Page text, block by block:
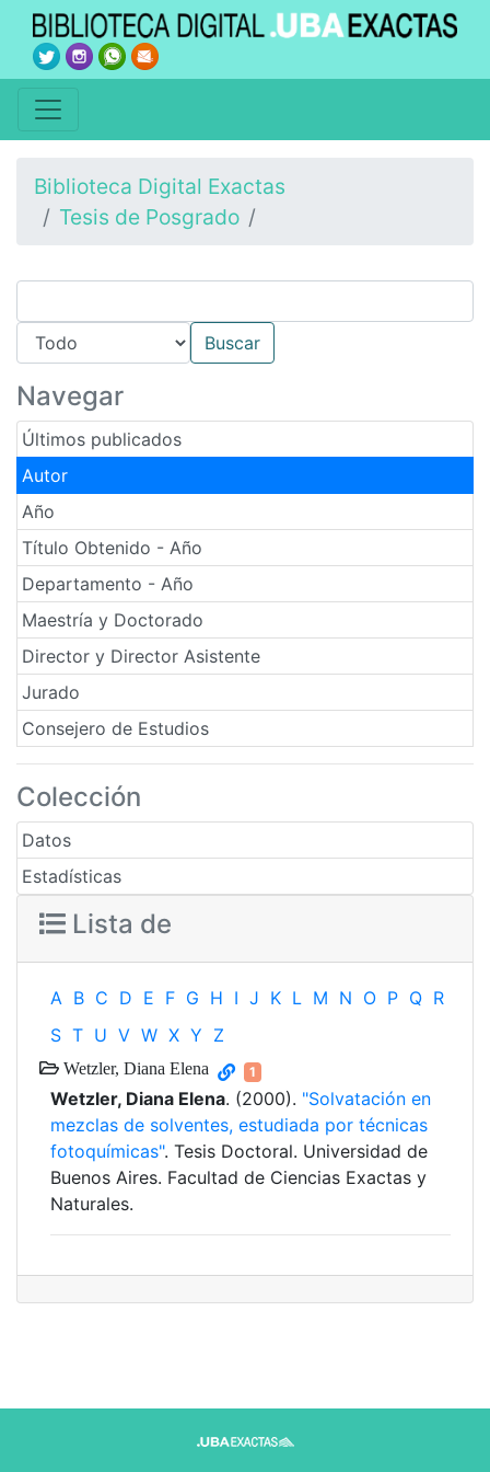
Biblioteca Digital Exactas
Tesis de Posgrado
Navegar
Últimos publicados
Autor
Año
Título Obtenido - Año
Departamento - Año
Maestría y Doctorado
Director y Director Asistente
Jurado
Consejero de Estudios
Colección
Datos
Estadísticas
Lista de
A B C D E F G H I J K L M N O P Q R
S T U V W X Y Z
Wetzler, Diana Elena 1
Wetzler, Diana Elena. (2000). "Solvatación en
mezclas de solventes, estudiada por técnicas
fotoquímicas". Tesis Doctoral. Universidad de
Buenos Aires. Facultad de Ciencias Exactas y
Naturales.